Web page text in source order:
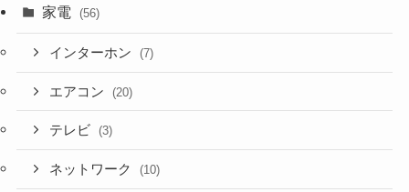
家電 (56)
インターホン (7)
エアコン (20)
テレビ (3)
ネットワーク (10)